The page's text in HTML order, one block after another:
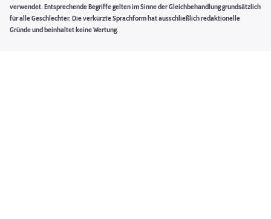
verwendet. Entsprechende Begriffe gelten im Sinne der Gleichbehandlung grundsätzlich
für alle Geschlechter. Die verkürzte Sprachform hat ausschließlich redaktionelle
Gründe und beinhaltet keine Wertung.